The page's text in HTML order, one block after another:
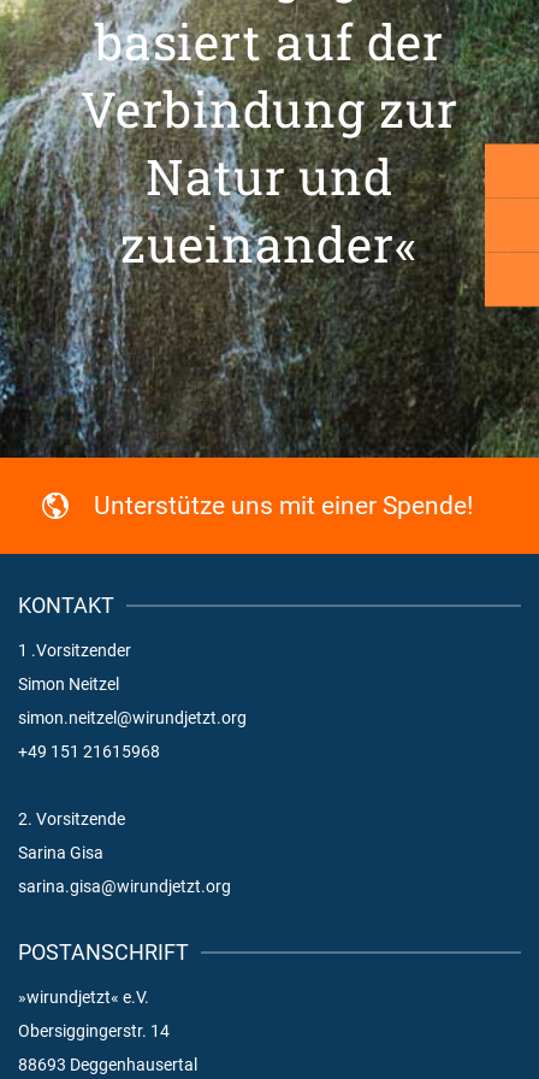
basiert auf der
Verbindung zur
Natur und
zueinander«
Unterstütze uns mit einer Spende!
KONTAKT
1 .Vorsitzender
Simon Neitzel
simon.neitzel@wirundjetzt.org
+49 151 21615968
2. Vorsitzende
Sarina Gisa
sarina.gisa@wirundjetzt.org
POSTANSCHRIFT
»wirundjetzt« e.V.
Obersiggingerstr. 14
88693 Deggenhausertal